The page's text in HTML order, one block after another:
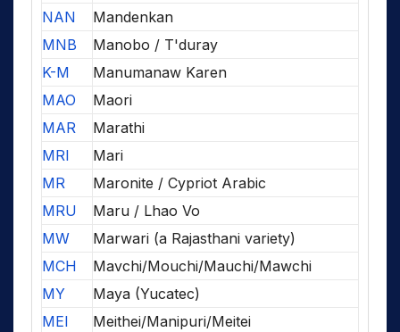
NAN
Mandenkan
MNB
Manobo / T'duray
K-M
Manumanaw Karen
MAO
Maori
MAR
Marathi
MRI
Mari
MR
Maronite / Cypriot Arabic
MRU
Maru / Lhao Vo
MW
Marwari (a Rajasthani variety)
MCH
Mavchi/Mouchi/Mauchi/Mawchi
MY
Maya (Yucatec)
MEI
Meithei/Manipuri/Meitei